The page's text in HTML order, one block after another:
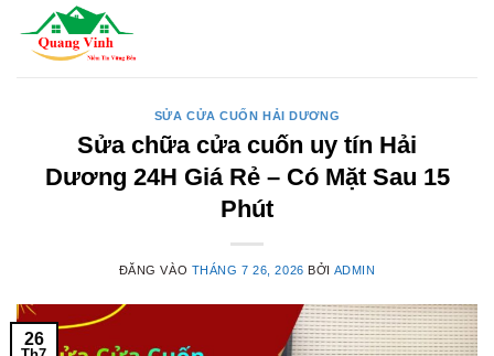
qua
SỬA CỬA CUỐN HẢI DƯƠNG
Sửa chữa cửa cuốn uy tín Hải
Dương 24H Giá Rẻ – Có Mặt Sau 15
Phút
ĐĂNG VÀO THÁNG 7 26, 2026 BỞI ADMIN
26